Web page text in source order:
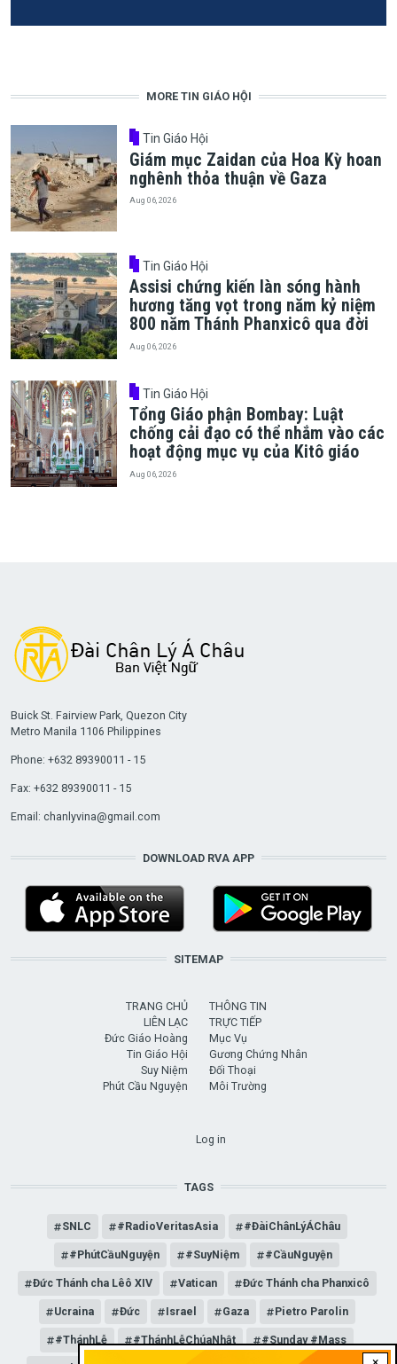
MORE TIN GIÁO HỘI
Tin Giáo Hội
Giám mục Zaidan của Hoa Kỳ hoan
nghênh thỏa thuận về Gaza
Aug 06, 2026
Tin Giáo Hội
Assisi chứng kiến làn sóng hành
hương tăng vọt trong năm kỷ niệm
800 năm Thánh Phanxicô qua đời
Aug 06, 2026
Tin Giáo Hội
Tổng Giáo phận Bombay: Luật
chống cải đạo có thể nhắm vào các
hoạt động mục vụ của Kitô giáo
Aug 06, 2026
Buick St. Fairview Park, Quezon City
Metro Manila 1106 Philippines
Phone: +632 89390011 - 15
Fax: +632 89390011 - 15
Email: chanlyvina@gmail.com
DOWNLOAD RVA APP
SITEMAP
TRANG CHỦ
LIÊN LẠC
Đức Giáo Hoàng
Tin Giáo Hội
Suy Niệm
Phút Cầu Nguyện
THÔNG TIN
TRỰC TIẾP
Mục Vụ
Gương Chứng Nhân
Đối Thoại
Môi Trường
Log in
TAGS
SNLC #RadioVeritasAsia #ĐàiChânLýÁChâu
#PhútCầuNguyện #SuyNiệm #CầuNguyện
Đức Thánh cha Lêô XIV Vatican Đức Thánh cha Phanxicô
Ucraina Đức Israel Gaza Pietro Parolin
#ThánhLễ #ThánhLễChúaNhật #Sunday #Mass